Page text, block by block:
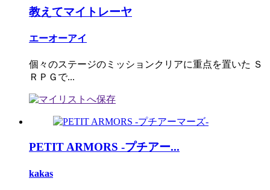
教えてマイトレーヤ
エーオーアイ
個々のステージのミッションクリアに重点を置いた Ｓ
ＲＰＧで...
PETIT ARMORS -プチアー...
kakas